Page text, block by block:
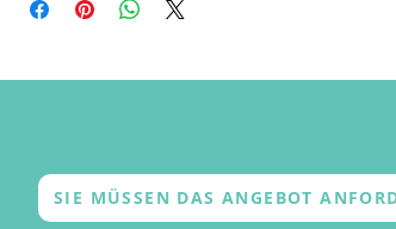
SIE MÜSSEN DAS ANGEBOT